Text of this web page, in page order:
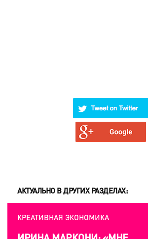
АКТУАЛЬНО В ДРУГИХ РАЗДЕЛАХ:
КРЕАТИВНАЯ ЭКОНОМИКА